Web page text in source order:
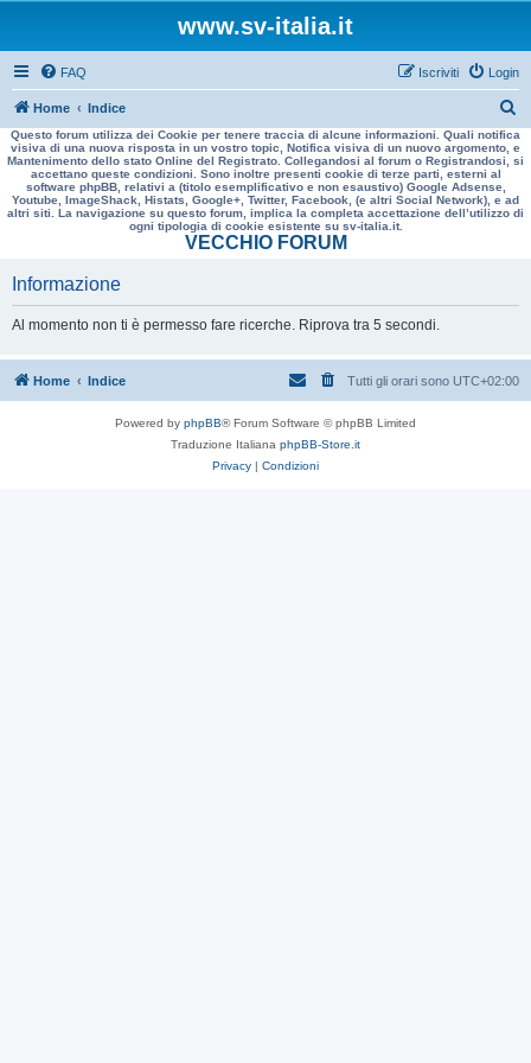
www.sv-italia.it
FAQ Login
Iscriviti
Home Indice
e
r
a
Questo forum utilizza dei Cookie per tenere traccia di alcune informazioni. Quali notifica
visiva di una nuova risposta in un vostro topic, Notifica visiva di un nuovo argomento, e
Mantenimento dello stato Online del Registrato. Collegandosi al forum o Registrandosi, si
accettano queste condizioni. Sono inoltre presenti cookie di terze parti, esterni al
software phpBB, relativi a (titolo esemplificativo e non esaustivo) Google Adsense,
Youtube, ImageShack, Histats, Google+, Twitter, Facebook, (e altri Social Network), e ad
altri siti. La navigazione su questo forum, implica la completa accettazione dell’utilizzo di
ogni tipologia di cookie esistente su sv-italia.it.
VECCHIO FORUM
Informazione
Al momento non ti è permesso fare ricerche. Riprova tra 5 secondi.
Home Indice Tutti gli orari sono UTC+02:00
Powered by phpBB® Forum Software © phpBB Limited
Traduzione Italiana phpBB-Store.it
Privacy | Condizioni